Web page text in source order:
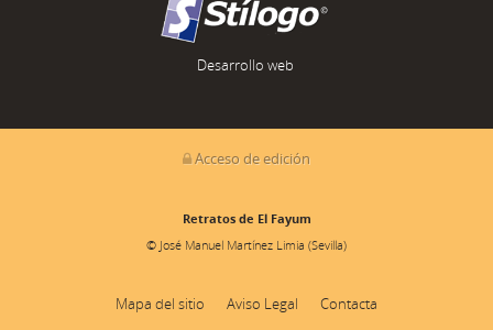
Desarrollo web
Acceso de edición
Retratos de El Fayum
© José Manuel Martínez Limia (Sevilla)
Mapa del sitio Aviso Legal Contacta